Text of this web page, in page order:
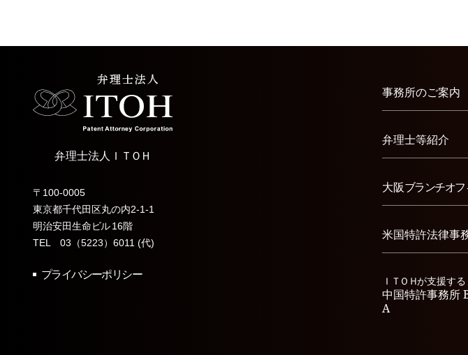
弁理士法人 ＩＴＯＨ
〒100-0005
東京都千代田区丸の内2-1-1
明治安田生命ビル16階
TEL 03（5223）6011 (代)
プライバシーポリシー
事務所のご案内
弁理士等紹介
大阪ブランチオフ
米国特許法律事
ＩＴＯＨが支援する
中国特許事務所
A